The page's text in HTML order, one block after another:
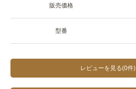
販売価格
型番
レビューを見る(0件)